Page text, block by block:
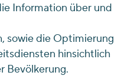
Information über und
sowie die Optimierung
hinsichtlich
Bevölkerung.